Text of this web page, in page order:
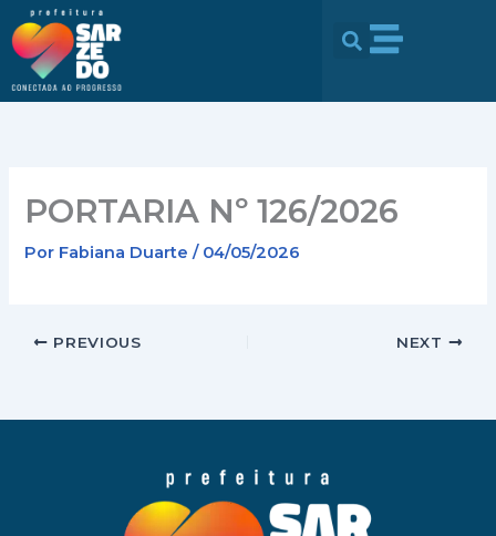
conteúdo
para
conteúdo
PORTARIA Nº 126/2026
Por Fabiana Duarte/ 04/05/2026
PREVIOUS NEXT